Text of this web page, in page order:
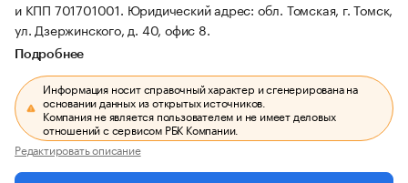
и КПП 701701001. Юридический адрес: обл. Томская, г. Томск,
ул. Дзержинского, д. 40, офис 8.
Подробнее
Информация носит справочный характер и сгенерирована на
основании данных из открытых источников.
Компания не является пользователем и не имеет деловых
отношений с сервисом РБК Компании.
Редактировать описание